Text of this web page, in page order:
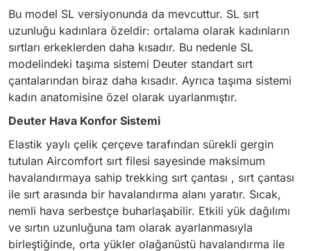
Bu model SL versiyonunda da mevcuttur. SL sırt
uzunluğu kadınlara özeldir: ortalama olarak kadınların
sırtları erkeklerden daha kısadır. Bu nedenle SL
modelindeki taşıma sistemi Deuter standart sırt
çantalarından biraz daha kısadır. Ayrıca taşıma sistemi
kadın anatomisine özel olarak uyarlanmıştır.
Deuter Hava Konfor Sistemi
Elastik yaylı çelik çerçeve tarafından sürekli gergin
tutulan Aircomfort sırt filesi sayesinde maksimum
havalandırmaya sahip trekking sırt çantası , sırt çantası
ile sırt arasında bir havalandırma alanı yaratır. Sıcak,
nemli hava serbestçe buharlaşabilir. Etkili yük dağılımı
ve sırtın uzunluğuna tam olarak ayarlanmasıyla
birleştiğinde, orta yükler olağanüstü havalandırma ile